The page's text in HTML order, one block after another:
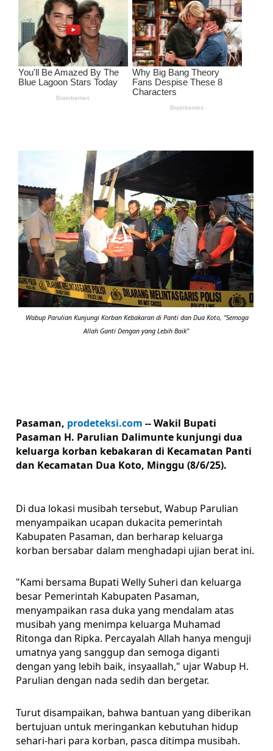
Wabup Parulian Kunjungi Korban Kebakaran di Panti dan Dua Koto, "Semoga
Allah Ganti Dengan yang Lebih Baik"
Pasaman, prodeteksi.com -- Wakil Bupati
Pasaman H. Parulian Dalimunte kunjungi dua
keluarga korban kebakaran di Kecamatan Panti
dan Kecamatan Dua Koto, Minggu (8/6/25).
Di dua lokasi musibah tersebut, Wabup Parulian
menyampaikan ucapan dukacita pemerintah
Kabupaten Pasaman, dan berharap keluarga
korban bersabar dalam menghadapi ujian berat ini.
"Kami bersama Bupati Welly Suheri dan keluarga
besar Pemerintah Kabupaten Pasaman,
menyampaikan rasa duka yang mendalam atas
musibah yang menimpa keluarga Muhamad
Ritonga dan Ripka. Percayalah Allah hanya menguji
umatnya yang sanggup dan semoga diganti
dengan yang lebih baik, insyaallah," ujar Wabup H.
Parulian dengan nada sedih dan bergetar.
Turut disampaikan, bahwa bantuan yang diberikan
bertujuan untuk meringankan kebutuhan hidup
sehari-hari para korban, pasca ditimpa musibah.